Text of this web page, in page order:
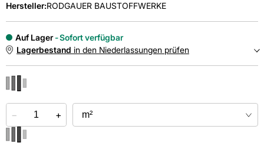
Hersteller:RODGAUER BAUSTOFFWERKE
Auf Lager
Sofort verfügbar
Lagerbestand in den Niederlassungen prüfen
Online kaufen &kostenlos
− +